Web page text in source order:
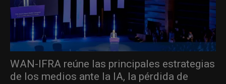
WAN-IFRA reúne las principales estrategias
de los medios ante la IA, la pérdida de